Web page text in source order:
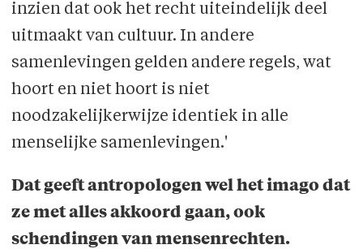
inzien dat ook het recht uiteindelijk deel
uitmaakt van cultuur. In andere
samenlevingen gelden andere regels, wat
hoort en niet hoort is niet
noodzakelijkerwijze identiek in alle
menselijke samenlevingen.'
Dat geeft antropologen wel het imago dat
ze met alles akkoord gaan, ook
schendingen van mensenrechten.